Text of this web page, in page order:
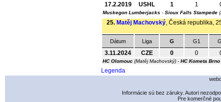
17.2.2019 USHL 1 1
Muskegon Lumberjacks - Sioux Falls Stampede
25. Matěj Machovský, Česká republika,
Dátum Liga G G1
3.11.2024 CZE 0 0
HC Olomouc (Matěj Machovský) - HC Kometa Brno
Legenda
Informácie sú bez záruky. Autori
Pre komerčné